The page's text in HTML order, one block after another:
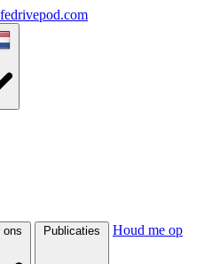
ons Publicaties Houd me op